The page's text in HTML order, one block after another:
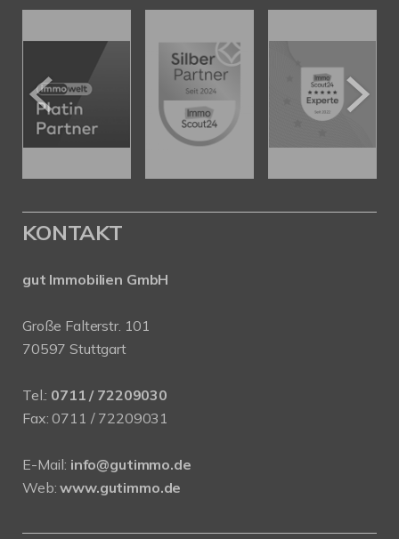
KONTAKT
gut Immobilien GmbH
Große Falterstr. 101
70597 Stuttgart
Tel.: 0711 / 72209030
Fax: 0711 / 72209031
E-Mail: info@gutimmo.de
Web:www.gutimmo.de